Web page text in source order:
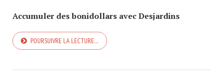
Accumuler des bonidollars avec Desjardins
POURSUIVRE LA LECTURE…